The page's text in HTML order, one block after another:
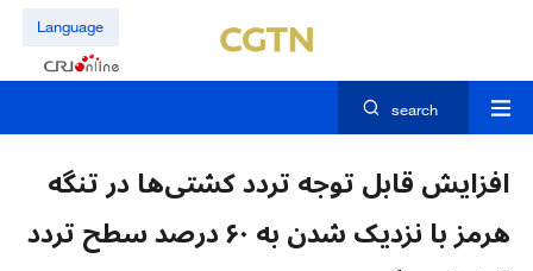
Language
search
افزایش قابل‌ توجه تردد کشتی‌ها در تنگه
هرمز با نزدیک شدن به ۶۰ درصد سطح تردد